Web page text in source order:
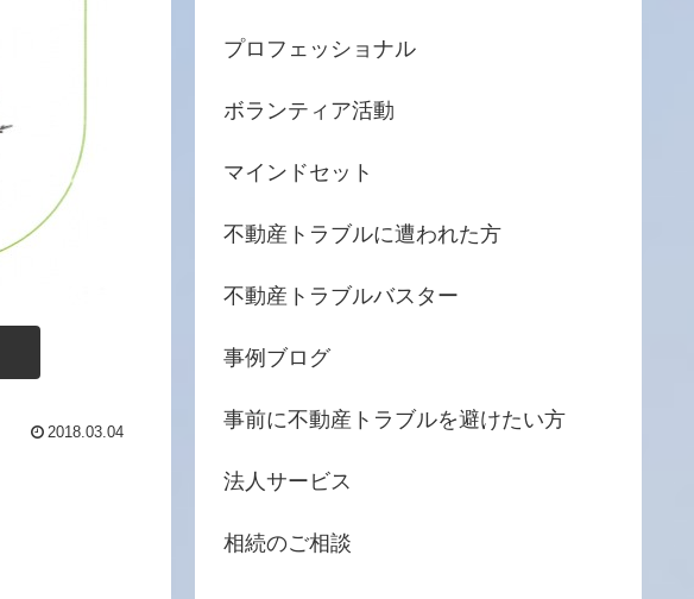
2018.03.04
プロフェッショナル
ボランティア活動
マインドセット
不動産トラブルに遭われた方
不動産トラブルバスター
事例ブログ
事前に不動産トラブルを避けたい方
法人サービス
相続のご相談